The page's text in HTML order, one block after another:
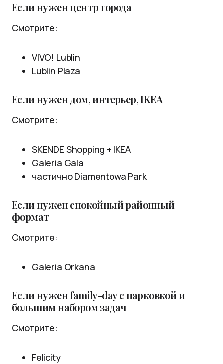
Если нужен центр города
Смотрите:
VIVO! Lublin
Lublin Plaza
Если нужен дом, интерьер, IKEA
Смотрите:
SKENDE Shopping + IKEA
Galeria Gala
частично Diamentowa Park
Если нужен спокойный районный
формат
Смотрите:
Galeria Orkana
Если нужен family-day с парковкой и
большим набором задач
Смотрите:
Felicity